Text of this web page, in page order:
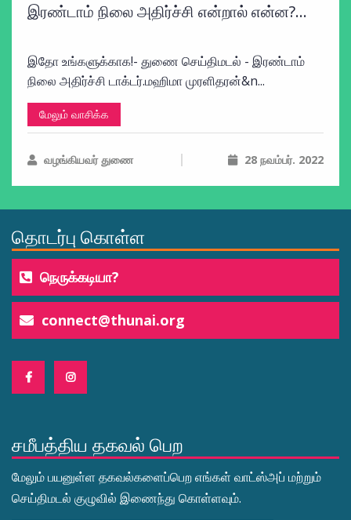
இரண்டாம் நிலை அதிர்ச்சி என்றால் என்ன?...
இதோ உங்களுக்காக!- துணை செய்திமடல் - இரண்டாம்
நிலை அதிர்ச்சி டாக்டர்.மஹிமா முரளிதரன்&n...
மேலும் வாசிக்க
வழங்கியவர் துணை 28 நவம்பர். 2022
தொடர்பு கொள்ள
நெருக்கடியா?
connect@thunai.org
சமீபத்திய தகவல் பெற
மேலும் பயனுள்ள தகவல்களைப்பெற எங்கள் வாட்ஸ்அப் மற்றும்
செய்திமடல் குழுவில் இணைந்து கொள்ளவும்.